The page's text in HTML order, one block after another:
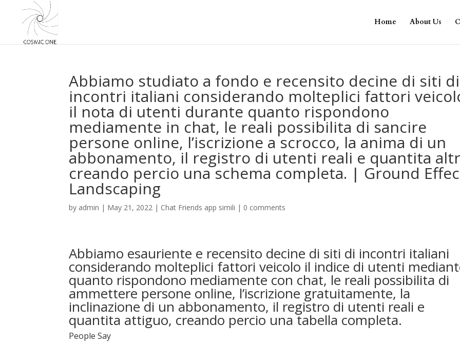
Home About Us
Abbiamo studiato a fondo e recensito decine di siti di
incontri italiani considerando molteplici fattori
il nota di utenti durante quanto rispondono
mediamente in chat, le reali possibilita di sancire
persone online, l’iscrizione a scrocco, la anima di un
abbonamento, il registro di utenti reali e quantita
creando percio una schema completa. | Ground
Landscaping
by admin | May 21, 2022 | Chat Friends app simili | 0 comments
Abbiamo esauriente e recensito decine di siti di incontri italiani
considerando molteplici fattori veicolo il indice di utenti
quanto rispondono mediamente con chat, le reali possibilita di
ammettere persone online, l’iscrizione gratuitamente, la
inclinazione di un abbonamento, il registro di utenti reali e
quantita attiguo, creando percio una tabella completa.
People Say